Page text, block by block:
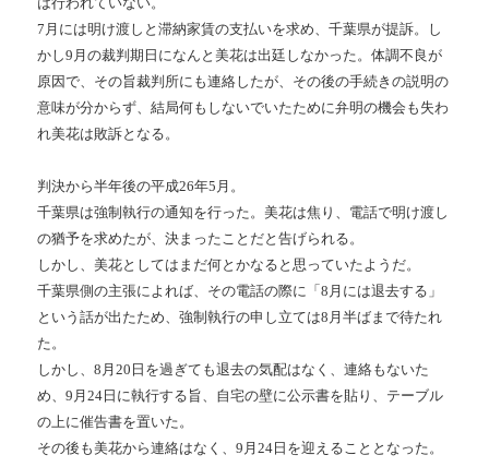
7月には明け渡しと滞納家賃の支払いを求め、千葉県が提訴。し
かし9月の裁判期日になんと美花は出廷しなかった。体調不良が
原因で、その旨裁判所にも連絡したが、その後の手続きの説明の
意味が分からず、結局何もしないでいたために弁明の機会も失わ
れ美花は敗訴となる。
判決から半年後の平成26年5月。
千葉県は強制執行の通知を行った。美花は焦り、電話で明け渡し
の猶予を求めたが、決まったことだと告げられる。
しかし、美花としてはまだ何とかなると思っていたようだ。
千葉県側の主張によれば、その電話の際に「8月には退去する」
という話が出たため、強制執行の申し立ては8月半ばまで待たれ
た。
しかし、8月20日を過ぎても退去の気配はなく、連絡もないた
め、9月24日に執行する旨、自宅の壁に公示書を貼り、テーブル
の上に催告書を置いた。
その後も美花から連絡はなく、9月24日を迎えることとなった。